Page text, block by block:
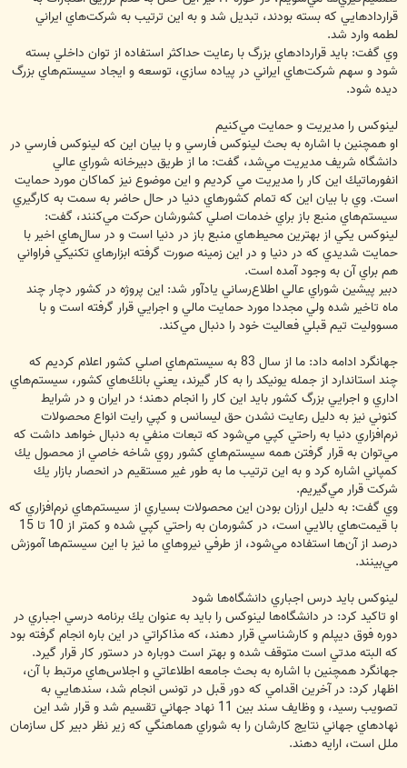
قراردادهايي كه بسته بودند، تبديل شد و به اين ترتيب به شركت‌هاي ايراني
لطمه وارد شد.
وي گفت: بايد قراردادهاي بزرگ با رعايت حداكثر استفاده از توان داخلي بسته
شود و سهم شركت‌هاي ايراني در پياده سازي، توسعه و ايجاد سيستم‌هاي بزرگ
ديده شود.
لينوكس را مديريت و حمايت مي‌كنيم
او همچنين با اشاره به بحث لينوكس فارسي و با بيان اين كه لينوكس فارسي در
دانشگاه شريف مديريت مي‌شد،‌ گفت: ما از طريق دبيرخانه شوراي عالي
انفورماتيك اين كار را مديريت مي کرديم و اين موضوع نيز كماكان مورد حمايت
است. وي با بيان اين كه تمام كشورهاي دنيا در حال حاضر به سمت به كارگيري
سيستم‌هاي منبع باز براي خدمات اصلي كشورشان حركت مي‌كنند، گفت:
لينوكس يكي از بهترين محيط‌هاي منبع باز در دنيا است و در سال‌هاي اخير با
حمايت شديدي كه در دنيا و در اين زمينه صورت گرفته ابزارهاي تكنيكي فراواني
هم براي آن به وجود آمده است.
دبير پيشين شوراي عالي اطلاع‌رساني يادآور شد: اين پروژه در كشور دچار چند
ماه تاخير شده ولي مجددا مورد حمايت مالي و اجرايي قرار گرفته است و با
مسووليت تيم قبلي فعاليت خود را دنبال مي‌كند.
جهانگرد ادامه داد: ما از سال 83 به سيستم‌هاي اصلي كشور اعلام كرديم كه
چند استاندارد از جمله يونيكد را به كار گيرند، يعني بانك‌هاي كشور، سيستم‌هاي
اداري و اجرايي بزرگ كشور بايد اين كار را انجام دهند؛ در ايران و در شرايط
كنوني نيز به دليل رعايت نشدن حق ليسانس و كپي رايت انواع محصولات
نرم‌افزاري دنيا به راحتي كپي مي‌شود كه تبعات منفي به دنبال خواهد داشت كه
مي‌توان به قرار گرفتن همه سيستم‌هاي كشور روي شاخه خاصي از محصول يك
كمپاني اشاره كرد و به اين ترتيب ما به طور غير مستقيم در انحصار بازار يك
شركت قرار مي‌گيريم.
وي گفت: به دليل ارزان بودن اين محصولات بسياري از سيستم‌هاي نرم‌افزاري كه
با قيمت‌هاي بالايي است، در كشورمان به راحتي كپي شده و كمتر از 10 تا 15
درصد از آن‌ها استفاده مي‌شود، از طرفي نيروهاي ما نيز با اين سيستم‌ها آموزش
مي‌بينند.
لينوكس بايد درس اجباري دانشگاه‌ها شود
او تاكيد كرد: در دانشگاه‌ها لينوكس را بايد به عنوان يك برنامه درسي اجباري در
دوره فوق ديپلم و كارشناسي قرار دهند، كه مذاكراتي در اين باره انجام گرفته بود
كه البته مدتي است متوقف شده و بهتر است دوباره در دستور كار قرار گيرد.
جهانگرد همچنين با اشاره به بحث جامعه اطلاعاتي و اجلاس‌هاي مرتبط با آن،
اظهار كرد: در آخرين اقدامي‌ كه دور قبل در تونس انجام شد،‌ سندهايي به
تصويب رسيد، و وظايف سند بين 11 نهاد جهاني تقسيم شد و قرار شد اين
نهادهاي جهاني نتايج كارشان را به شوراي هماهنگي كه زير نظر دبير كل سازمان
ملل است،‌ ارايه دهند.